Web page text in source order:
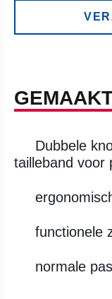
Dubbele
tailleband voor
functionele
normale